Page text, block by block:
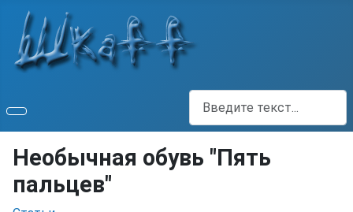
Поиск
Необычная обувь "Пять
пальцев"